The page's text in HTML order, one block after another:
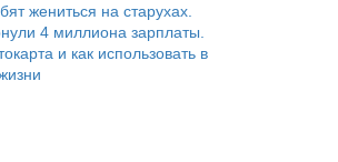
жениться на старухах.
4 миллиона зарплаты.
и как использовать в